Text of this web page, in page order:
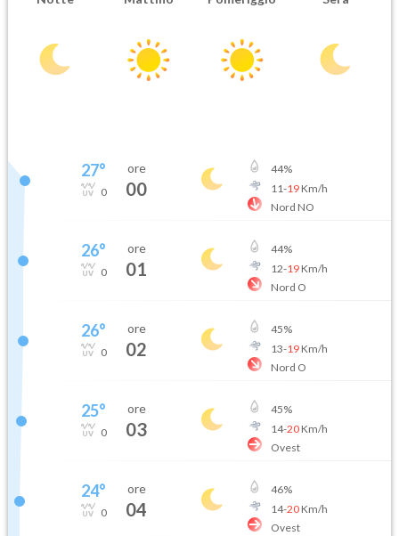
27°
0
ore
00
44%
11-19Km/h
Nord NO
26°
0
ore
01
44%
12-19Km/h
Nord O
26°
0
ore
02
45%
13-19Km/h
Nord O
25°
0
ore
03
45%
14-20Km/h
Ovest
24°
0
ore
04
46%
14-20Km/h
Ovest